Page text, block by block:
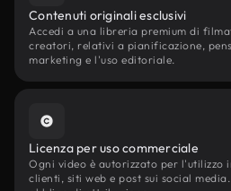
Contenuti originali esclusivi
Accedi a una libreria premium di
creatori, relativi a pianificazione,
marketing e l'uso editoriale.
Licenza per uso commerciale
Ogni video è autorizzato per l'utilizzo
clienti, siti web e post sui social